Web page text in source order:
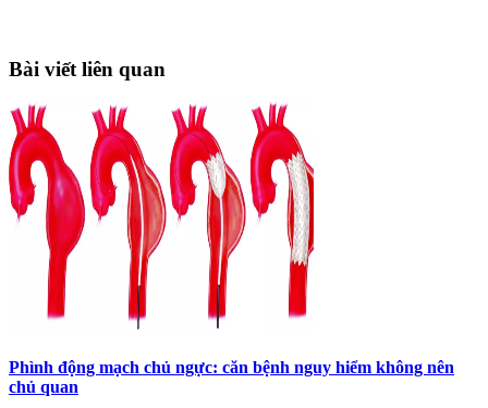
Bài viết liên quan
Phình động mạch chủ ngực: căn bệnh nguy hiểm không nên
chủ quan